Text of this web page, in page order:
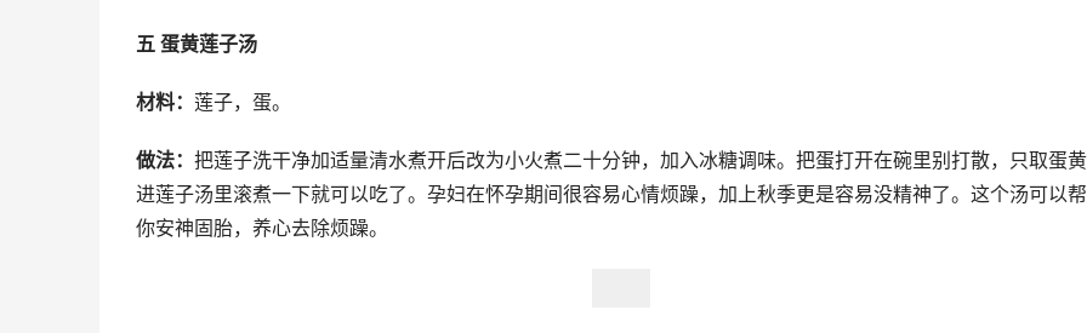
五 蛋黄莲子汤
材料： 莲子，蛋。
做法： 把莲子洗干净加适量清水煮开后改为小火煮二十分钟，加入冰糖调味。把蛋打开在碗里别打散，只取蛋
进莲子汤里滚煮一下就可以吃了。孕妇在怀孕期间很容易心情烦躁，加上秋季更是容易没精神了。这个汤可以
你安神固胎，养心去除烦躁。